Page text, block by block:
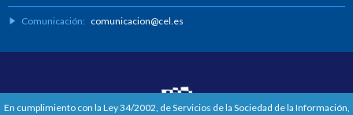
Comunicación: comunicacion@cel.es
En cumplimiento con la Ley 34/2002, de Servicios de la Sociedad de la Información,